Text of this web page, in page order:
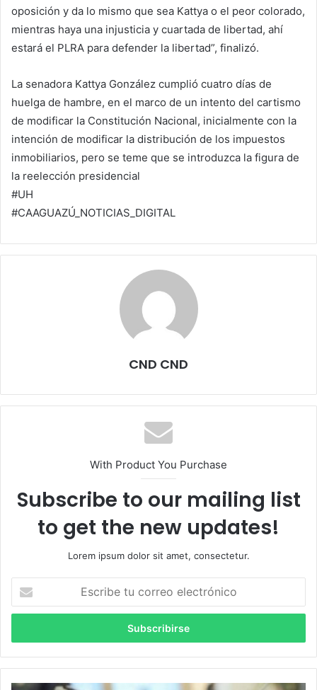
oposición y da lo mismo que sea Kattya o el peor colorado,
mientras haya una injusticia y cuartada de libertad, ahí
estará el PLRA para defender la libertad”, finalizó.
La senadora Kattya González cumplió cuatro días de
huelga de hambre, en el marco de un intento del cartismo
de modificar la Constitución Nacional, inicialmente con la
intención de modificar la distribución de los impuestos
inmobiliarios, pero se teme que se introduzca la figura de
la reelección presidencial
#UH
#CAAGUAZÚ_NOTICIAS_DIGITAL
CND CND
With Product You Purchase
Subscribe to our mailing list
to get the new updates!
Lorem ipsum dolor sit amet, consectetur.
correo